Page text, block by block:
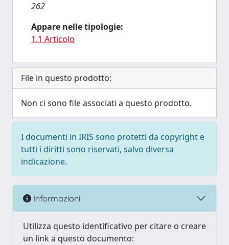
262
Appare nelle tipologie:
1.1 Articolo
File in questo prodotto:
Non ci sono file associati a questo prodotto.
I documenti in IRIS sono protetti da copyright e
tutti i diritti sono riservati, salvo diversa
indicazione.
Informazioni
Utilizza questo identificativo per citare o creare
un link a questo documento: